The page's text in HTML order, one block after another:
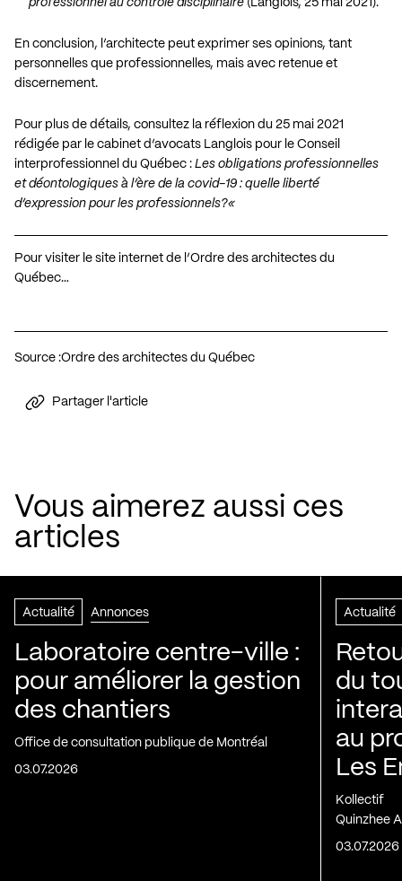
En conclusion, l’architecte peut exprimer ses opinions, tant
personnelles que professionnelles, mais avec retenue et
discernement.
Pour plus de détails, consultez la réflexion du 25 mai 2021
rédigée par le cabinet d’avocats Langlois pour le Conseil
interprofessionnel du Québec : Les obligations professionnelles
et déontologiques à l’ère de la covid-19 : quelle liberté
d’expression pour les professionnels?«
Pour visiter le site internet de l’Ordre des architectes du
Québec…
Source :Ordre des architectes du Québec
Partager l'article
Vous aimerez aussi ces
articles
Actualité Annonces
Laboratoire centre-ville :
pour améliorer la gestion
des chantiers
Office de consultation publique de Montréal
03.07.2026
Actualité
du
au
Les
Kollectif
Quinzhee
03.07.2026